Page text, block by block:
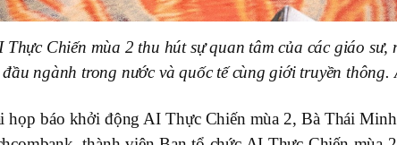
Thực Chiến mùa 2 thu hút sự quan tâm của các giáo sư,
ngành trong nước và quốc tế cùng giới truyền thông.
họp báo khởi động AI Thực Chiến mùa 2, Bà Thái